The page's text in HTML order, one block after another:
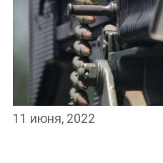
11 июня, 2022